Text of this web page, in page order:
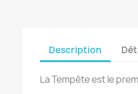
Description
La Tempête est le